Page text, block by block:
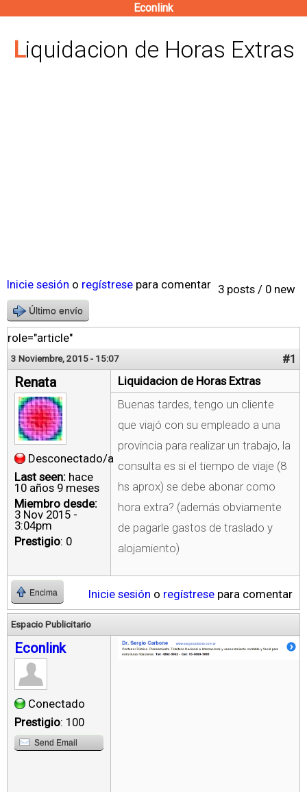
contenido
Econlink
Liquidacion de Horas Extras
3 posts / 0 new
Inicie sesión o regístrese para comentar
Último envío
role="article"
3 Noviembre, 2015 - 15:07 #1
Renata
Desconectado/a
Last seen: hace
10 años 9 meses
Miembro desde:
3 Nov 2015 -
3:04pm
Prestigio: 0
Liquidacion de Horas Extras
Buenas tardes, tengo un cliente
que viajó con su empleado a una
provincia para realizar un trabajo, la
consulta es si el tiempo de viaje (8
hs aprox) se debe abonar como
hora extra? (además obviamente
de pagarle gastos de traslado y
alojamiento)
Encima Inicie sesión o regístrese para comentar
Espacio Publicitario
Econlink
Conectado
Prestigio: 100
Send Email